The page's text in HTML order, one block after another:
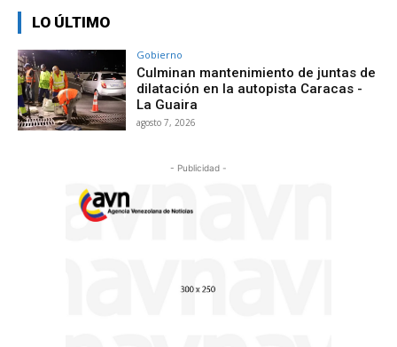
LO ÚLTIMO
Gobierno
Culminan mantenimiento de juntas de
dilatación en la autopista Caracas -
La Guaira
agosto 7, 2026
- Publicidad -